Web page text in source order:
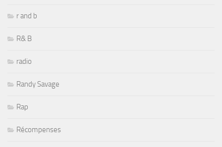
r and b
R& B
radio
Randy Savage
Rap
Récompenses